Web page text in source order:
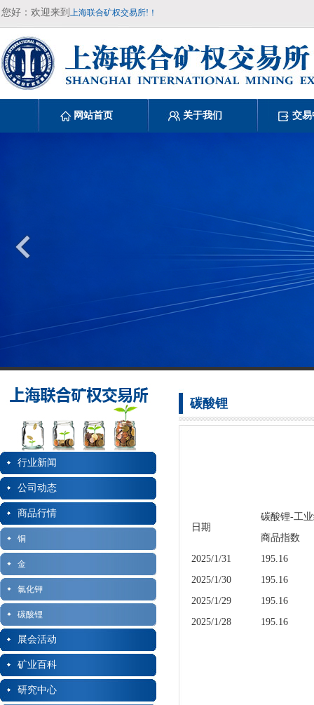
您好：欢迎来到 上海联合矿权交易所!！
网站首页 关于我们 交易
行业新闻
公司动态
商品行情
铜
金
氯化钾
碳酸锂
展会活动
矿业百科
研究中心
碳酸锂
日期
碳酸锂-工
商品指数
2025/1/31
195.16
2025/1/30
195.16
2025/1/29
195.16
2025/1/28
195.16